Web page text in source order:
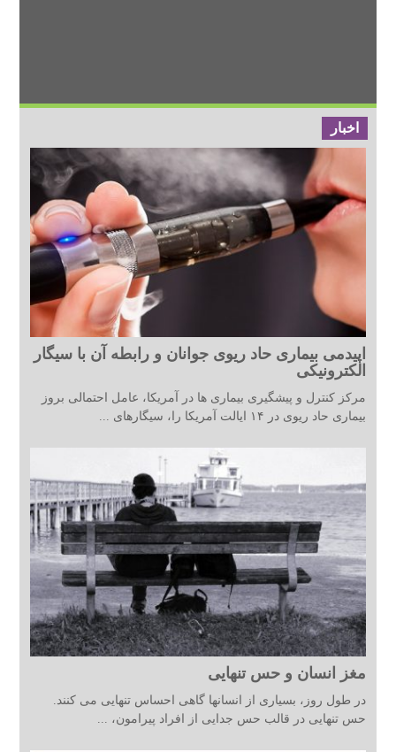
اخبار
اپیدمی بیماری حاد ریوی جوانان و رابطه آن با سیگار
الکترونیکی
مرکز کنترل و پیشگیری بیماری ها در آمریکا، عامل احتمالی بروز
بیماری حاد ریوی در ۱۴ ایالت آمریکا را، سیگارهای ...
مغز انسان و حس تنهایی
در طول روز، بسیاری از انسانها گاهی احساس تنهایی می کنند.
حس تنهایی در قالب حس جدایی از افراد پیرامون، ...